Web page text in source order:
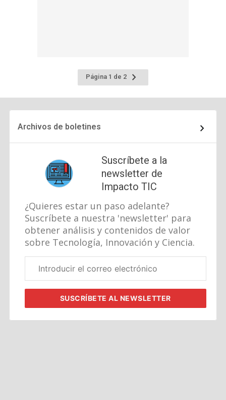
Página 1 de 2
Ir
a
Archivos de boletines
Suscríbete a la
newsletter de
Impacto TIC
¿Quieres estar un paso adelante?
Suscríbete a nuestra 'newsletter' para
obtener análisis y contenidos de valor
sobre Tecnología, Innovación y Ciencia.
electrónico
SUSCRÍBETEAL NEWSLETTER